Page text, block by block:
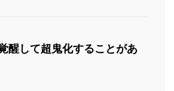
醒して超鬼化することがあ